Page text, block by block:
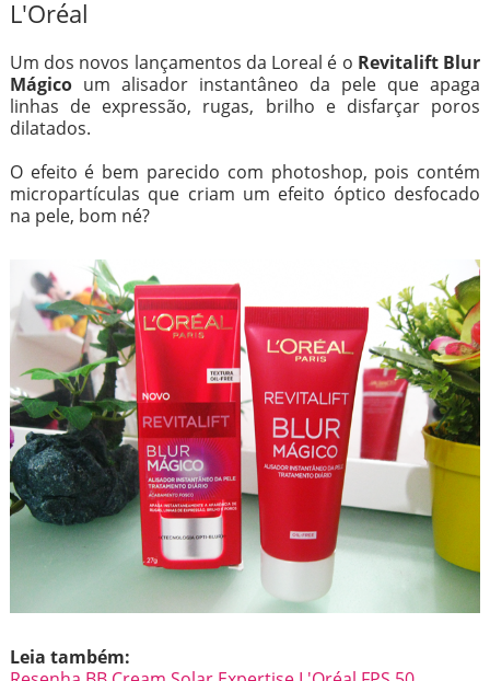
L'Oréal
Um dos novos lançamentos da Loreal é o Revitalift Blur
Mágicoum alisador instantâneo da pele que apaga
linhas de expressão, rugas, brilho e disfarçar poros
dilatados.
O efeito é bem parecido com photoshop, pois contém
micropartículas que criam um efeito óptico desfocado
na pele, bom né?
Leia também: